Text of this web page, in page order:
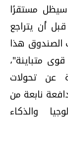
سيظل مستقرًا
في عامي 2025 و2026، قبل أن يتراجع
عام 2027. ووصف الصندوق هذا
متباينة"،
عن تحولات
نابعة من
والذكاء